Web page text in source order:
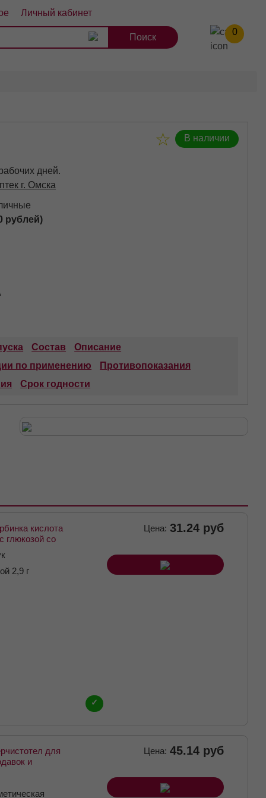
Личный кабинет
0
10
В наличии
дней.
г. Омска
рублей)
Состав
Описание
по применению
Противопоказания
Срок годности
кислота
глюкозой со
(отпуск 29шт)
2,9 г
Цена: 31.24 руб
✓
для
и
Цена: 45.14 руб